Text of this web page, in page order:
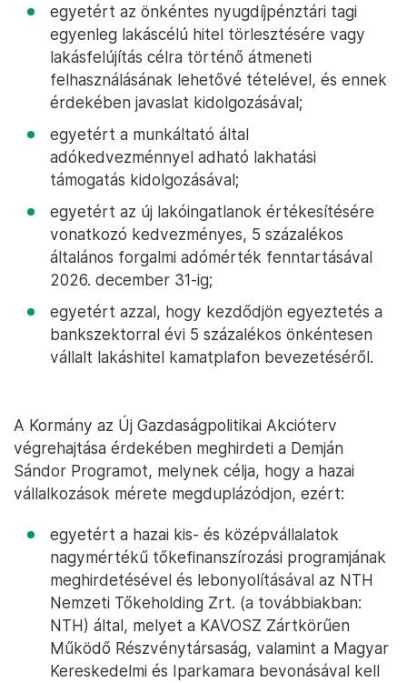
egyetért az önkéntes nyugdíjpénztári tagi
egyenleg lakáscélú hitel törlesztésére vagy
lakásfelújítás célra történő átmeneti
felhasználásának lehetővé tételével, és ennek
érdekében javaslat kidolgozásával;
egyetért a munkáltató által
adókedvezménnyel adható lakhatási
támogatás kidolgozásával;
egyetért az új lakóingatlanok értékesítésére
vonatkozó kedvezményes, 5 százalékos
általános forgalmi adómérték fenntartásával
2026. december 31-ig;
egyetért azzal, hogy kezdődjön egyeztetés a
bankszektorral évi 5 százalékos önkéntesen
vállalt lakáshitel kamatplafon bevezetéséről.
A Kormány az Új Gazdaságpolitikai Akcióterv
végrehajtása érdekében meghirdeti a Demján
Sándor Programot, melynek célja, hogy a hazai
vállalkozások mérete megduplázódjon, ezért:
egyetért a hazai kis- és középvállalatok
nagymértékű tőkefinanszírozási programjának
meghirdetésével és lebonyolításával az NTH
Nemzeti Tőkeholding Zrt. (a továbbiakban:
NTH) által, melyet a KAVOSZ Zártkörűen
Működő Részvénytársaság, valamint a Magyar
Kereskedelmi és Iparkamara bevonásával kell